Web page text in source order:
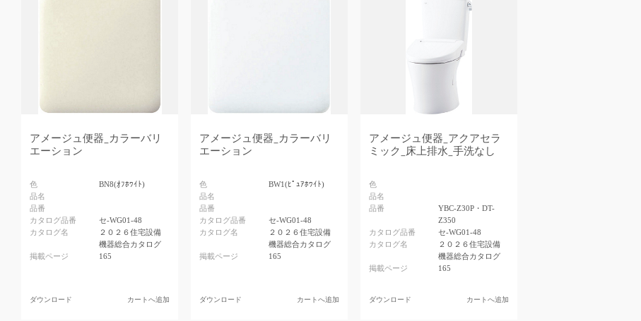
アメージュ便器_カラーバリ
エーション
色
BN8(ｵﾌﾎﾜｲﾄ)
品名
品番
カタログ品番
セ-WG01-48
カタログ名
２０２６住宅設備
機器総合カタログ
掲載ページ
165
ダウンロード カートへ追加
アメージュ便器_カラーバリ
エーション
色
BW1(ﾋﾟｭｱﾎﾜｲﾄ)
品名
品番
カタログ品番
セ-WG01-48
カタログ名
２０２６住宅設備
機器総合カタログ
掲載ページ
165
ダウンロード カートへ追加
アメージュ便器_アクアセラ
ミック_床上排水_手洗なし
色
品名
品番
YBC-Z30P・DT-
Z350
カタログ品番
セ-WG01-48
カタログ名
２０２６住宅設備
機器総合カタログ
掲載ページ
165
ダウンロード カートへ追加